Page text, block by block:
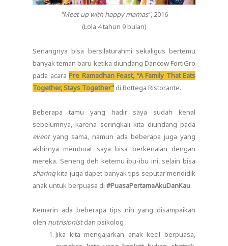
"Meet up with happy mamas", 2016
(Lola 4 tahun 9 bulan)
Senangnya bisa bersilaturahmi sekaligus bertemu
banyak teman baru ketika diundang Dancow FortiGro
pada acara Pre Ramadhan Feast, “A Family That Eats
Together, Stays Together” di Bottega Ristorante.
Beberapa tamu yang hadir saya sudah kenal
sebelumnya, karena seringkali kita diundang pada
eventyang sama, namun ada beberapa juga yang
akhirnya membuat saya bisa berkenalan dengan
mereka. Seneng deh ketemu ibu-ibu ini, selain bisa
sharingkita juga dapet banyak tips seputar mendidik
anak untuk berpuasa di #PuasaPertamaAkuDanKau.
Kemarin ada beberapa tips nih yang disampaikan
oleh nutrisionistdan psikolog :
Jika kita mengajarkan anak kecil berpuasa,